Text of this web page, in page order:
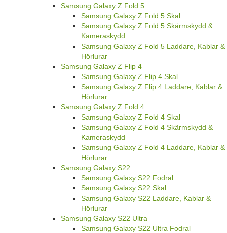
Samsung Galaxy Z Fold 5
Samsung Galaxy Z Fold 5 Skal
Samsung Galaxy Z Fold 5 Skärmskydd &
Kameraskydd
Samsung Galaxy Z Fold 5 Laddare, Kablar &
Hörlurar
Samsung Galaxy Z Flip 4
Samsung Galaxy Z Flip 4 Skal
Samsung Galaxy Z Flip 4 Laddare, Kablar &
Hörlurar
Samsung Galaxy Z Fold 4
Samsung Galaxy Z Fold 4 Skal
Samsung Galaxy Z Fold 4 Skärmskydd &
Kameraskydd
Samsung Galaxy Z Fold 4 Laddare, Kablar &
Hörlurar
Samsung Galaxy S22
Samsung Galaxy S22 Fodral
Samsung Galaxy S22 Skal
Samsung Galaxy S22 Laddare, Kablar &
Hörlurar
Samsung Galaxy S22 Ultra
Samsung Galaxy S22 Ultra Fodral